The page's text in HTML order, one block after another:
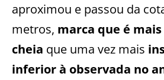
aproximou e passou da
metros, marca que é
cheia que uma vez mais
inferior à observada no